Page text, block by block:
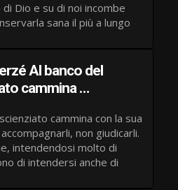
Al banco del
cammina …